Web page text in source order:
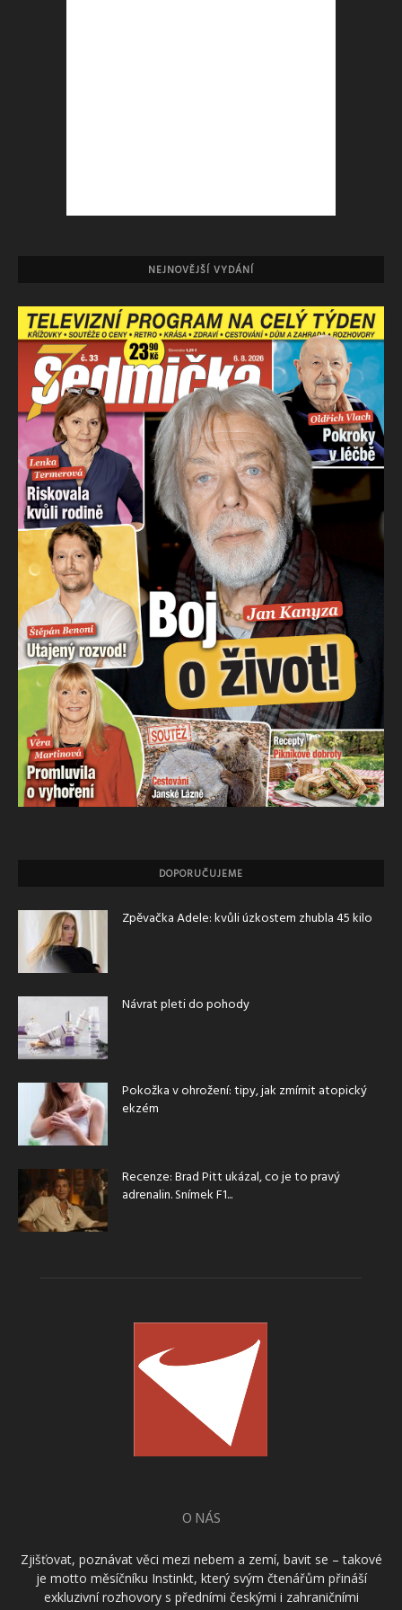
NEJNOVĚJŠÍ VYDÁNÍ
DOPORUČUJEME
Zpěvačka Adele: kvůli úzkostem zhubla 45 kilo
Návrat pleti do pohody
Pokožka v ohrožení: tipy, jak zmírnit atopický
ekzém
Recenze: Brad Pitt ukázal, co je to pravý
adrenalin. Snímek F1...
O NÁS
Zjišťovat, poznávat věci mezi nebem a zemí, bavit se – takové
je motto měsíčníku Instinkt, který svým čtenářům přináší
exkluzivní rozhovory s předními českými i zahraničními